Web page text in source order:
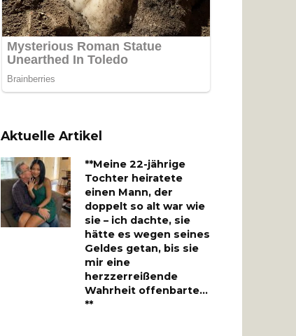
Aktuelle Artikel
**Meine 22-jährige
Tochter heiratete
einen Mann, der
doppelt so alt war wie
sie – ich dachte, sie
hätte es wegen seines
Geldes getan, bis sie
mir eine
herzzerreißende
Wahrheit offenbarte…
**